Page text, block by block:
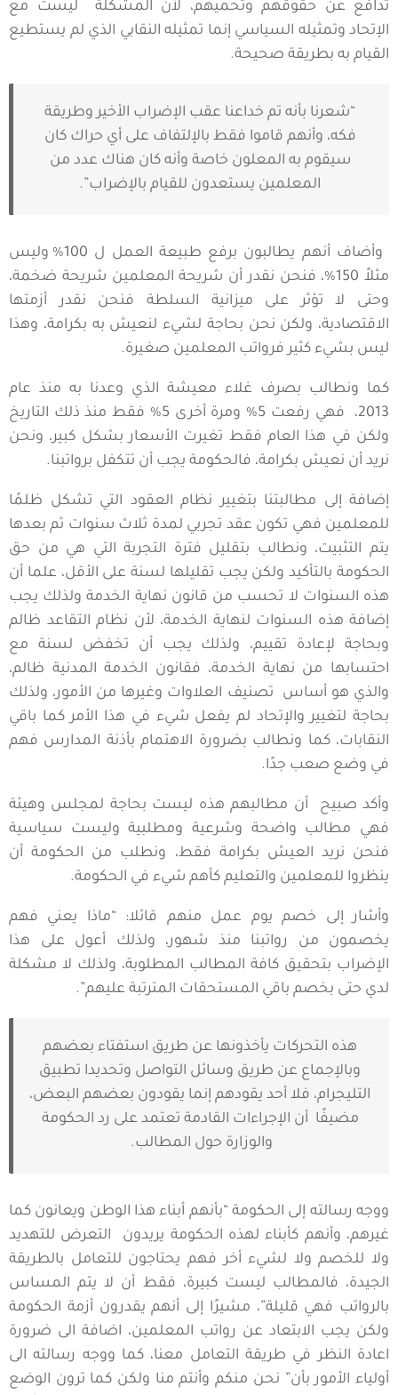
تدافع عن حقوقهم وتحميهم، لأن المشكلة ليست مع
الإتحاد وتمثيله السياسي إنما تمثيله النقابي الذي لم يستطيع
القيام به بطريقة صحيحة.
“شعرنا بأنه تم خداعنا عقب الإضراب الأخير وطريقة
فكه، وأنهم قاموا فقط بالإلتفاف على أي حراك كان
سيقوم به المعلون خاصة وأنه كان هناك عدد من
المعلمين يستعدون للقيام بالإضراب”.
وأضاف أنهم يطالبون برفع طبيعة العمل ل 100% وليس
مثلاً 150%، فنحن نقدر أن شريحة المعلمين شريحة ضخمة،
وحتى لا تؤثر على ميزانية السلطة فنحن نقدر أزمتها
الاقتصادية، ولكن نحن بحاجة لشيء لنعيش به بكرامة، وهذا
ليس بشيء كثير فرواتب المعلمين صغيرة.
كما ونطالب بصرف غلاء معيشة الذي وعدنا به منذ عام
2013، فهي رفعت 5% ومرة أخرى 5% فقط منذ ذلك التاريخ
ولكن في هذا العام فقط تغيرت الأسعار بشكل كبير، ونحن
نريد أن نعيش بكرامة، فالحكومة يجب أن تتكفل برواتبنا.
إضافة إلى مطالبتنا بتغيير نظام العقود التي تشكل ظلمًا
للمعلمين فهي تكون عقد تجربي لمدة ثلاث سنوات ثم بعدها
يتم التثبيت، ونطالب بتقليل فترة التجربة التي هي من حق
الحكومة بالتأكيد ولكن يجب تقليلها لسنة على الأقل، علما أن
هذه السنوات لا تحسب من قانون نهاية الخدمة ولذلك يجب
إضافة هذه السنوات لنهاية الخدمة، لأن نظام التقاعد ظالم
وبحاجة لإعادة تقييم، ولذلك يجب أن تخفض لسنة مع
احتسابها من نهاية الخدمة، فقانون الخدمة المدنية ظالم،
والذي هو أساس تصنيف العلاوات وغيرها من الأمور، ولذلك
بحاجة لتغيير والإتحاد لم يفعل شيء في هذا الأمر كما باقي
النقابات، كما ونطالب بضرورة الاهتمام بأذنة المدارس فهم
في وضع صعب جدًا.
وأكد صبيح أن مطالبهم هذه ليست بحاجة لمجلس وهيئة
فهي مطالب واضحة وشرعية ومطلبية وليست سياسية
فنحن نريد العيش بكرامة فقط، ونطلب من الحكومة أن
ينظروا للمعلمين والتعليم كأهم شيء في الحكومة.
وأشار إلى خصم يوم عمل منهم قائلا: “ماذا يعني فهم
يخصمون من رواتبنا منذ شهور، ولذلك أعول على هذا
الإضراب بتحقيق كافة المطالب المطلوبة، ولذلك لا مشكلة
لدي حتى بخصم باقي المستحقات المترتبة عليهم”.
هذه التحركات يأخذونها عن طريق استفتاء بعضهم
وبالإجماع عن طريق وسائل التواصل وتحديدا تطبيق
التليجرام، فلا أحد يقودهم إنما يقودون بعضهم البعض،
مضيفًا أن الإجراءات القادمة تعتمد على رد الحكومة
والوزارة حول المطالب.
ووجه رسالته إلى الحكومة “بأنهم أبناء هذا الوطن ويعانون كما
غيرهم، وأنهم كأبناء لهذه الحكومة يريدون التعرض للتهديد
ولا للخصم ولا لشيء أخر فهم يحتاجون للتعامل بالطريقة
الجيدة، فالمطالب ليست كبيرة، فقط أن لا يتم المساس
بالرواتب فهي قليلة”، مشيرًا إلى أنهم يقدرون أزمة الحكومة
ولكن يجب الابتعاد عن رواتب المعلمين، اضافة الى ضرورة
اعادة النظر في طريقة التعامل معنا، كما ووجه رسالته الى
أولياء الأمور بأن” نحن منكم وأنتم منا ولكن كما ترون الوضع